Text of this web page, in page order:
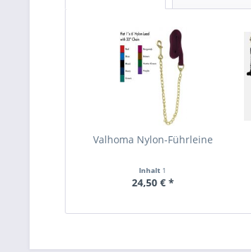
Valhoma Nylon-Führleine
Inhalt 1
24,50 € *